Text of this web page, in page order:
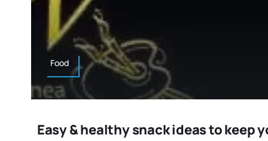
Food
Easy & healthy snack ideas to keep